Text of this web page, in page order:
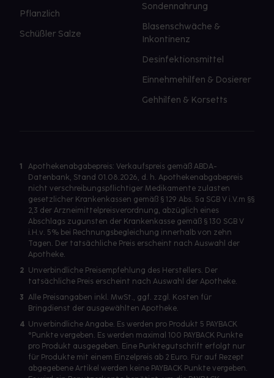
Pflanzlich
Schüßler Salze
Sondennahrung
Blasenschwäche &
Inkontinenz
Desinfektionsmittel
Einnehmehilfen & Dosierer
Gehhilfen & Korsetts
1
Apothekenabgabepreis: Verkaufspreis gemäß ABDA-
Datenbank, Stand 01.08.2026, d. h. Apothekenabgabepreis
nicht verschreibungspflichtiger Medikamente zulasten
gesetzlicher Krankenkassen gemäß § 129 Abs. 5a SGB V i.V.m §§
2,3 der Arzneimittelpreisverordnung, abzüglich eines
Abschlags zugunsten der Krankenkasse gemäß § 130 SGB V
i.H.v. 5% bei Rechnungsbegleichung innerhalb von zehn
Tagen. Der tatsächliche Preis erscheint nach Auswahl der
Apotheke.
2 Unverbindliche Preisempfehlung des Herstellers. Der
tatsächliche Preis erscheint nach Auswahl der Apotheke.
3 Alle Preisangaben inkl. MwSt., ggf. zzgl. Kosten für
Bringdienst der ausgewählten Apotheke.
4 Unverbindliche Angabe. Es werden pro Produkt 5 PAYBACK
°Punkte vergeben. Es werden maximal 100 PAYBACK Punkte
pro Produkt ausgegeben. Eine Punktegutschrift erfolgt nur
für Produkte mit einem Einzelpreis ab 2 Euro. Für auf Rezept
abgegebene Artikel werden keine PAYBACK Punkte vergeben.